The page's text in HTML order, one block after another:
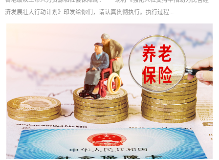
济发展壮大行动计划》印发给你们，请认真贯彻执行。执行过程...